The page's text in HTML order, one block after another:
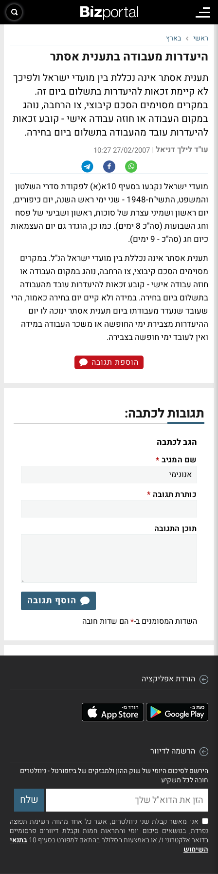
ראשי בארץ
היעדרות מעבודה בתענית אסתר
תענית אסתר אינה נכללת בין מועדי ישראל ולפיכך
לא קיימת זכאות להיעדרות בתשלום ביום זה.
במקרים מסוימים הסכם קיבוצי, צו הרחבה, נוהג
במקום העבודה או חוזה עבודה אישי - קובע זכאות
להיעדרות עובד מהעבודה בתשלום ביום בחירה.
עו"ד לילך דניאל |
27/02/2007 10:27
מועדי ישראל נקבעו בסעיף 10א(א) לפקודת סדרי השלטון
והמשפט, התשי"ח-1948 - שני ימי ראש השנה, יום כיפורים,
יום ראשון ושמיני עצרת של סוכות, ראשון ושביעי של פסח
וחג השבועות (סה"כ 8 ימים). כמו כן, הוגדר גם יום העצמאות
כיום חג (סה"כ - 9 ימים).
תענית אסתר אינה נכללת בין מועדי ישראל הנ"ל. במקרים
מסוימים הסכם קיבוצי, צו הרחבה, נוהג במקום העבודה או
חוזה עבודה אישי - קובע זכאות להיעדרות עובד מהעבודה
בתשלום ביום בחירה. במידה ולא קיים יום בחירה כאמור, הרי
שעובד שנעדר מעבודתו ביום תענית אסתר ינוכה לו יום
ההיעדרות מצבירת ימי החופשה או משכר העבודה במידה
ואין לעובד ימי חופשה בצבירה.
הוספת תגובה
תגובות לכתבה:
הגב לכתבה
שם המגיב *
כותרת תגובה *
תוכן התגובה
הוסף תגובה
השדות המסומנים ב-*הם שדות חובה
הורדת אפליקציה
הרשמה לדיוור
הירשם לסיכום היומי של שוק ההון ולמבזקים של ביזפורטל - ניוזלטרים
חובה לכל משקיע
אני מאשר קבלת שני ניוזלטרים, אשר כל אחד מהווה רשימת תפוצה
נפרדת, בנושאים סיכום יומי והתראות חמות וקבלת דיוורים פרסומיים
בדואר אלקטרוני ו/ או באמצעות הסלולר בהתאם למפורט בסעיף 10
בתנאי
השימוש